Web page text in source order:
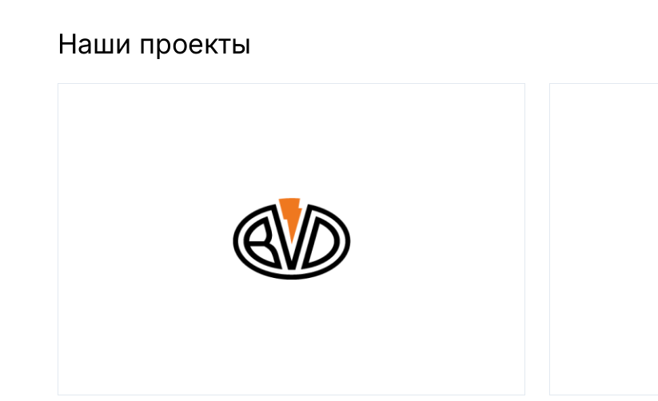
Наши проекты